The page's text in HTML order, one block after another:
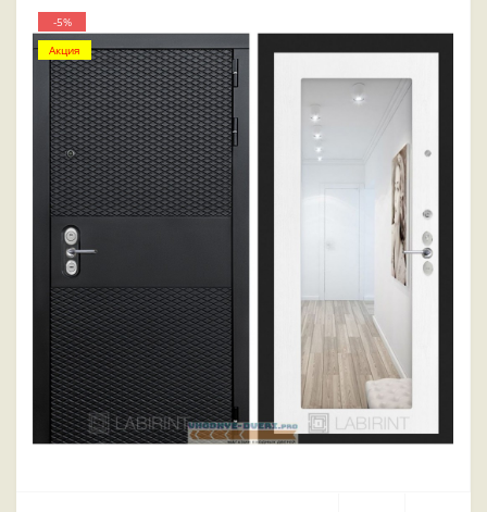
-5%
Акция